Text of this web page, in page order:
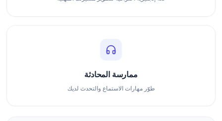
ممارسة المحادثة
طوّر مهارات الاستماع والتحدث لديك